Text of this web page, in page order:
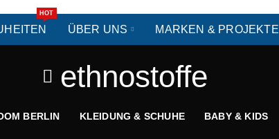
HOT
ÜBER UNS MARKEN & PROJEKTE
ethnostoffe
BERLIN KLEIDUNG & SCHUHE BABY & KIDS